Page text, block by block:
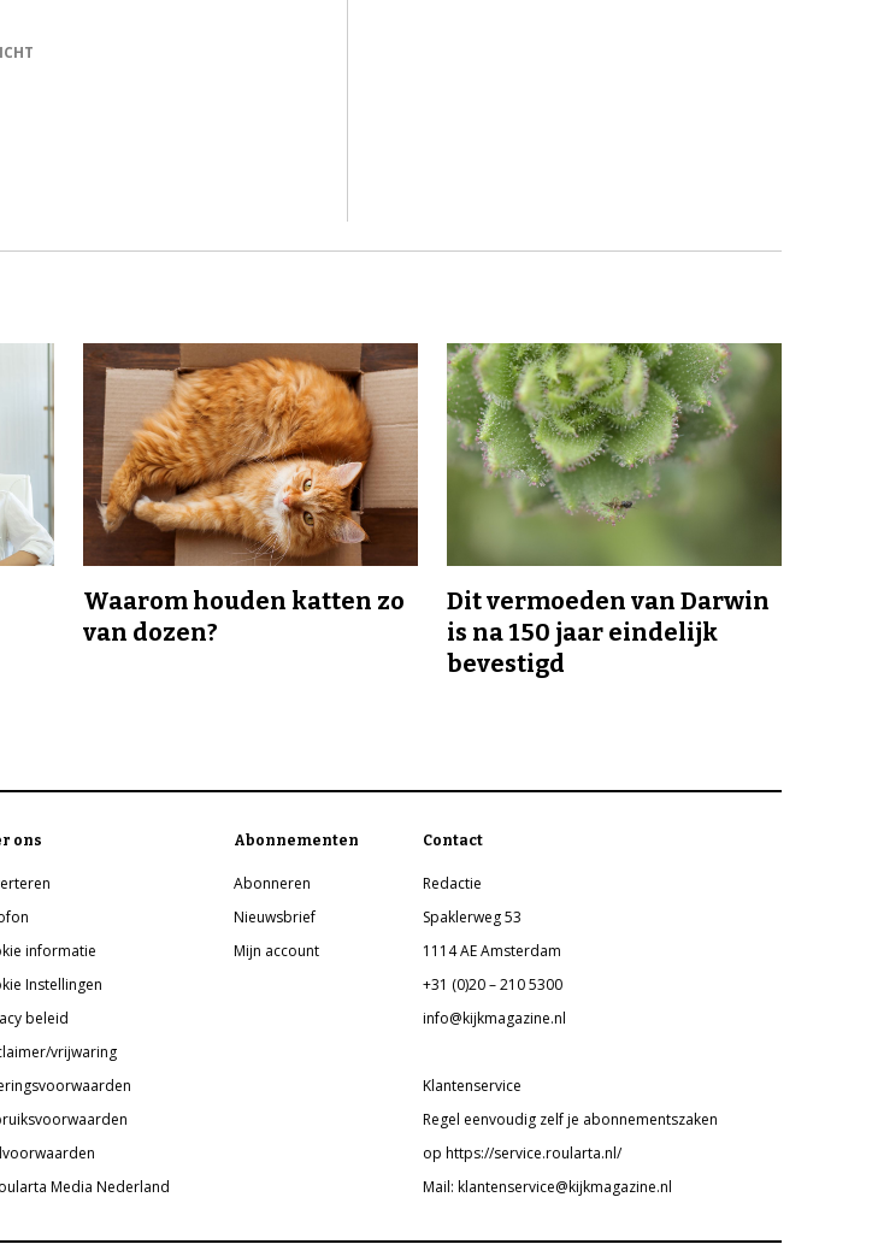
Waarom houden katten zo
van dozen?
Dit vermoeden van Darwin
is na 150 jaar eindelijk
bevestigd
ons
informatie
Instellingen
beleid
vrijwaring
Media Nederland
Abonnementen
Abonneren
Nieuwsbrief
Mijn account
Contact
Redactie
Spaklerweg 53
1114 AE Amsterdam
+31 (0)20 – 210 5300
info@kijkmagazine.nl
Klantenservice
Regel eenvoudig zelf je abonnementszaken
op https://service.roularta.nl/
Mail: klantenservice@kijkmagazine.nl